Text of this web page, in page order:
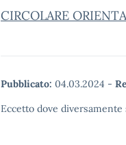
CIRCOLARE
Pubblicato: 04.03.2024 -
Eccetto dove